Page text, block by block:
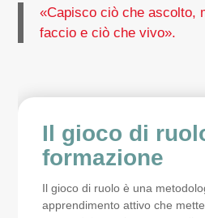
«Capisco ciò che ascolto,
faccio e ciò che vivo».
Il gioco di
formazione
Il gioco di ruolo è una
apprendimento attivo che